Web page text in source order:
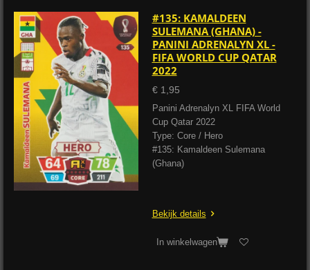
#135: KAMALDEEN
SULEMANA (GHANA) -
PANINI ADRENALYN XL -
FIFA WORLD CUP QATAR
2022
€ 1,95
Panini Adrenalyn XL FIFA World
Cup Qatar 2022
Type: Core / Hero
#135: Kamaldeen Sulemana
(Ghana)
Bekijk details
In winkelwagen